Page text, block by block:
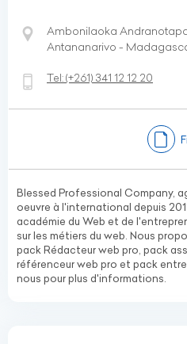
Ambonilaoka
Antananarivo -
Tel:(+261) 341 12 12 20
Blessed Professional Company,
oeuvre à l'international depuis
académie du Web et de
sur les métiers du web. Nous
pack Rédacteur web pro, pack
référenceur web pro et pack
nous pour plus d'informations.